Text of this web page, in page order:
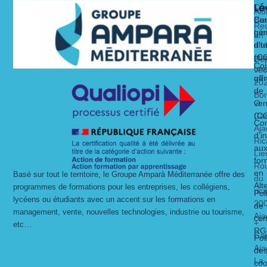
Basé sur tout le territoire, le Groupe Amparà Méditerranée offre des
programmes de formations pour les entreprises, les collégiens,
lycéens ou étudiants avec un accent sur les formations en
management, vente, nouvelles technologies, industrie ou tourisme,
etc…
un
dit
O
du
+
La
de
aux
en
de
des